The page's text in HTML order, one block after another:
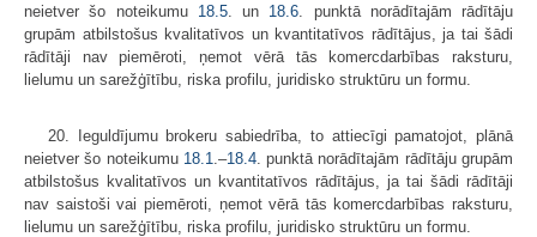
neietver šo noteikumu 18.5. un 18.6 . punktā norādītajām rādītāju
grupām atbilstošus kvalitatīvos un kvantitatīvos rādītājus, ja tai šādi
rādītāji nav piemēroti, ņemot vērā tās komercdarbības raksturu,
lielumu un sarežģītību, riska profilu, juridisko struktūru un formu.
20. Ieguldījumu brokeru sabiedrība, to attiecīgi pamatojot, plānā
neietver šo noteikumu 18.1 .–18.4. punktā norādītajām rādītāju grupām
atbilstošus kvalitatīvos un kvantitatīvos rādītājus, ja tai šādi rādītāji
nav saistoši vai piemēroti, ņemot vērā tās komercdarbības raksturu,
lielumu un sarežģītību, riska profilu, juridisko struktūru un formu.